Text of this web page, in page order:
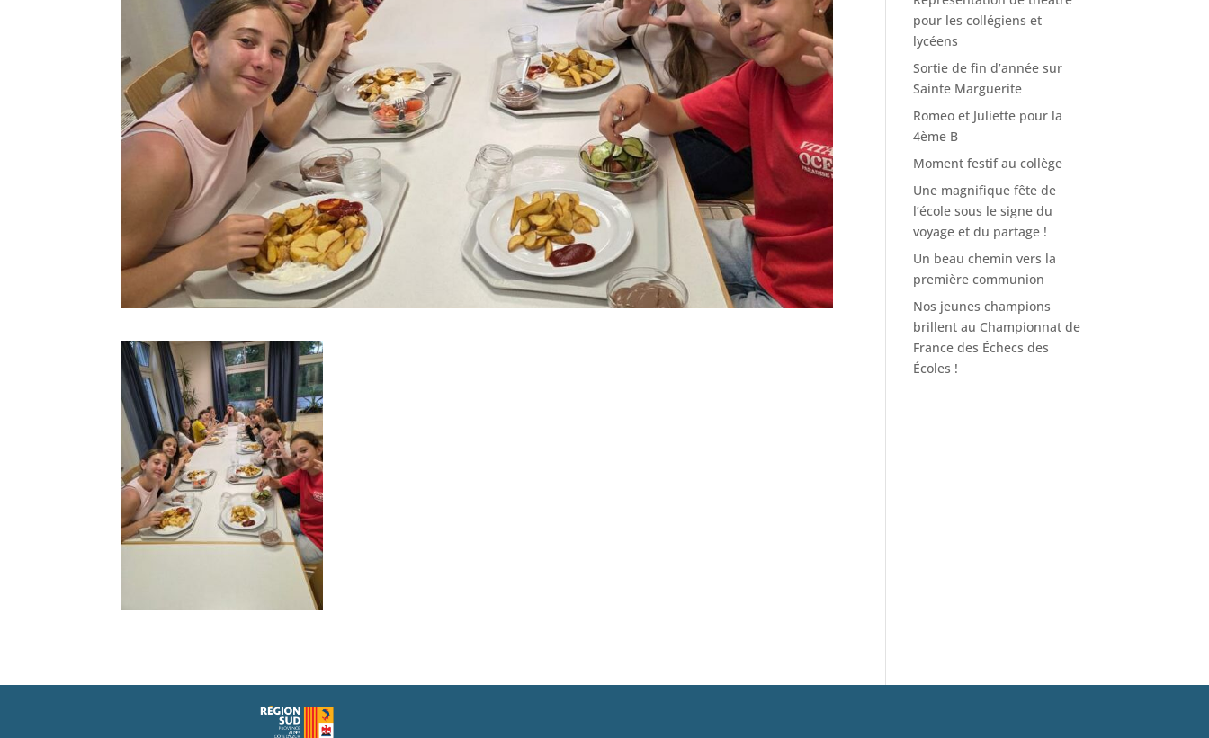
pour les collégiens et
lycéens
Sortie de fin d’année sur
Sainte Marguerite
Romeo et Juliette pour la
4ème B
Moment festif au collège
Une magnifique fête de
l’école sous le signe du
voyage et du partage !
Un beau chemin vers la
première communion
Nos jeunes champions
brillent au Championnat de
France des Échecs des
Écoles !